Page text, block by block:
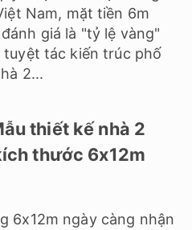
Nam, mặt tiền 6m
giá là "tỷ lệ vàng"
tác kiến trúc phố
2...
thiết kế nhà 2
thước 6x12m
6x12m ngày càng nhận